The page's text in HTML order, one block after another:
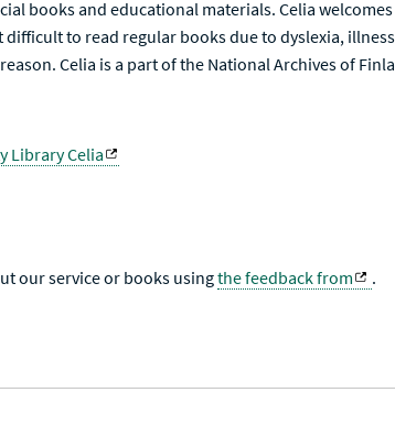
books and educational materials. Celia
to read regular books due to dyslexia,
Celia is a part of the National Archives of
Library Celia
our service or books usingthe feedback from .